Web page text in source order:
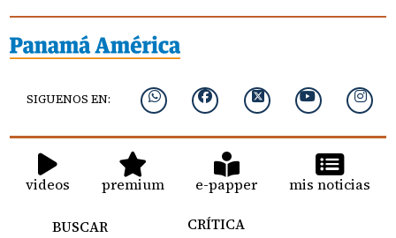
SIGUENOS EN:
videos premium e-papper mis noticias
BUSCAR
CRÍTICA